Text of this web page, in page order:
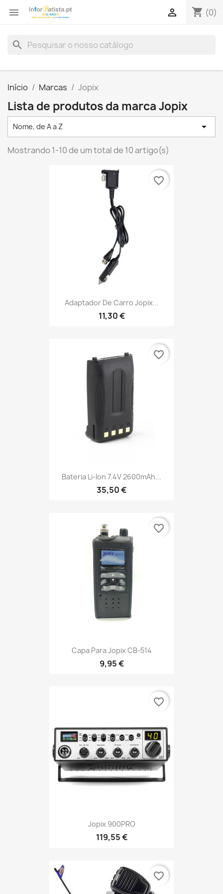
 shopping_cart (0)

search
Início Marcas Jopix
Lista de produtos da marca Jopix
Nome, de A a Z 
Mostrando 1-10 de um total de 10 artigo(s)
Adaptador De Carro Jopix...
11,30 €
favorite_border
Bateria Li-Ion 7.4V 2600mAh...
35,50 €
favorite_border
Capa Para Jopix CB-514
9,95 €
favorite_border
Jopix 900PRO
119,55 €
favorite_border
favorite_border